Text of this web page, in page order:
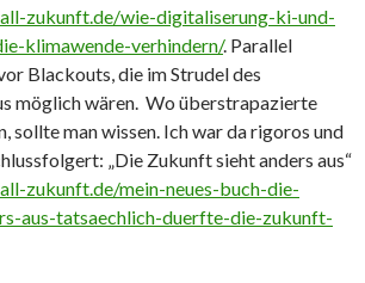
zukunft.de/wie-digitaliserung-ki-und-
klimawende-verhindern/. Parallel
Blackouts, die im Strudel des
möglich wären. Wo überstrapazierte
sollte man wissen. Ich war da rigoros und
„Die Zukunft sieht anders aus“
zukunft.de/mein-neues-buch-die-
aus-tatsaechlich-duerfte-die-zukunft-